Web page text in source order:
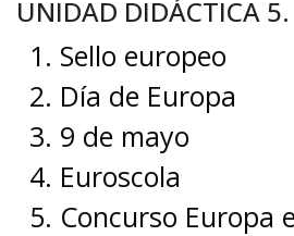
UNIDAD DIDÁCTICA
Sello europeo
Día de Europa
9 de mayo
Euroscola
Concurso Europa